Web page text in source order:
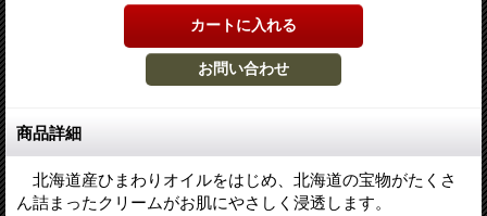
商品詳細
北海道産ひまわりオイルをはじめ、北海道の宝物がたくさ
ん詰まったクリームがお肌にやさしく浸透します。